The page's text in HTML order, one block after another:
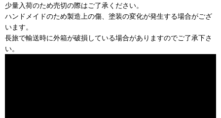
少量入荷のため売切の際はご了承ください。
ハンドメイドのため製造上の傷、塗装の変化が発生する場合がござ
います。
長旅で輸送時に外箱が破損している場合がありますのでご了承下さ
い。